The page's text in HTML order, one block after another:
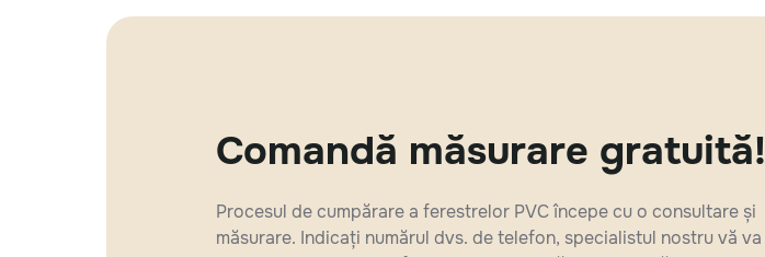
Comandă măsurare gratuită!
Procesul de cumpărare a ferestrelor PVC începe cu o consultare și
măsurare. Indicați numărul dvs. de telefon, specialistul nostru vă va